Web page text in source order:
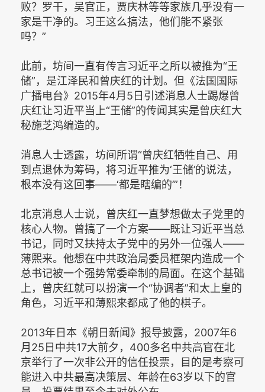
败？罗干，吴官正，贾庆林等等家族几乎没有一
家是干净的。习王这么搞法，他们能不紧张
吗？”
此前，坊间一直有传言习近平之所以被推为“王
储”，是江泽民和曾庆红的计划。但《法国国际
广播电台》2015年4月5日引述消息人士踢爆曾
庆红让习近平当上“王储”的传闻其实是曾庆红大
秘施芝鸿编造的。
消息人士透露，坊间所谓“曾庆红牺牲自己、用
到点退休为筹码，将习近平推为‘王储’的说法，
根本没有这回事——‘都是瞎编的’”！
北京消息人士说，曾庆红一直梦想做太子党里的
核心人物。曾搞了一个方案——既让习近平当总
书记，同时又扶持太子党中的另外一位强人——
薄熙来。他想在中共政治局委员框架内造成一个
总书记被一个强势常委牵制的局面。在这个基础
上，曾庆红就可以扮演一个“协调者”和太上皇的
角色，习近平和薄熙来都成了他的棋子。
2013年日本《朝日新闻》报导披露，2007年6
月25日中共17大前夕，400多名中共高官在北
京举行了一次非公开的信任投票，目的是考察可
能进入中共最高决策层、年龄在63岁以下的官